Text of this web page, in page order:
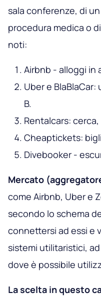
sala conferenze, di
procedura medica o
noti:
Airbnb - alloggi in
Uber e
B.
Rentalcars:
Cheaptickets:
Divebooker -
Mercato
come Airbnb, Uber e
secondo lo schema
connettersi ad essi e
sistemi utilitaristici,
dove è possibile
La scelta in questo